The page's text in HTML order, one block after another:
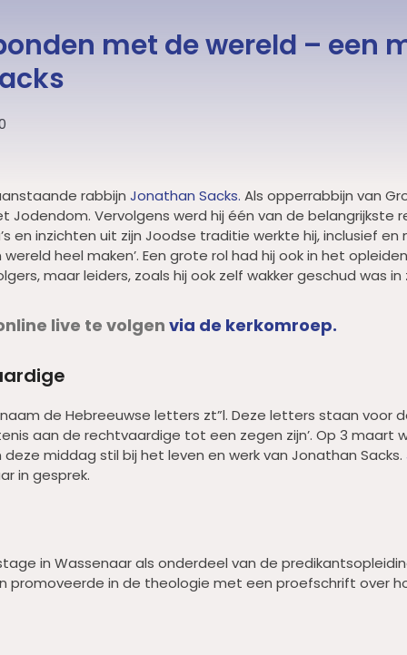
met de wereld – een
rabbijn Jonathan Sacks. Als opperrabbijn van
Jodendom. Vervolgens werd hij één van de belangrijkste
en inzichten uit zijn Joodse traditie werkte hij, inclusief
heel maken’. Een grote rol had hij ook in het
maar leiders, zoals hij ook zelf wakker geschud was
live te volgen via de kerkomroep.
de Hebreeuwse letters zt”l. Deze letters staan voor
aan de rechtvaardige tot een zegen zijn’. Op 3 maart
middag stil bij het leven en werk van Jonathan Sacks.
in gesprek.
in Wassenaar als onderdeel van de
promoveerde in de theologie met een proefschrift over